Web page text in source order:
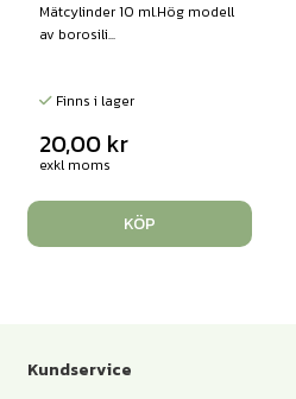
Mätcylinder 10 ml.Hög modell
av borosili...
Finns i lager
20,00 kr
exkl moms
KÖP
Kundservice